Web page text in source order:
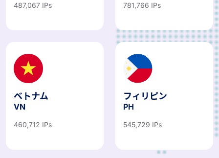
487,067 IPs 781,766 IPs
ベトナム
VN
460,712 IPs
フィリピン
PH
545,729 IPs